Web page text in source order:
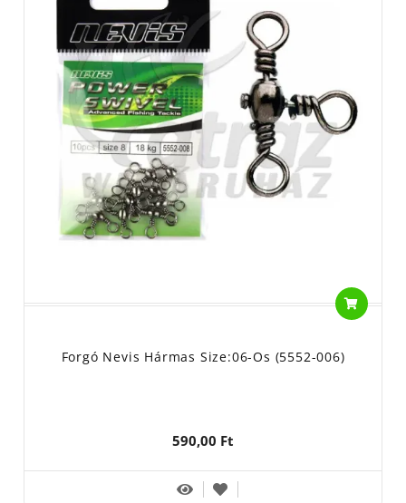
Forgó Nevis Hármas Size:06-Os (5552-006)
590,00 Ft